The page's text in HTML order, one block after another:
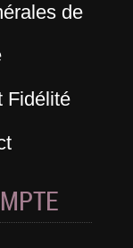
de
Fidélité